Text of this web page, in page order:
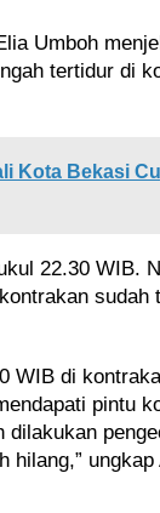
Umboh
tertidur di
Kota Bekasi
22.30 WIB.
sudah
WIB di
pintu
dilakukan
hilang,”